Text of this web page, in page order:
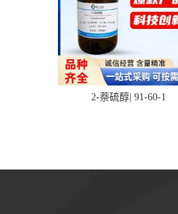
2-萘硫醇| 91-60-1